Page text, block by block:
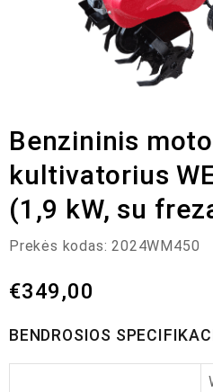
Benzininis
kultivatorius
(1,9 kW, su
Prekės kodas: 2024WM450
€349,00
BENDROSIOS